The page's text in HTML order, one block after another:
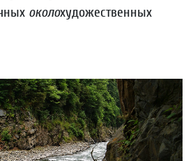
околохудожественных